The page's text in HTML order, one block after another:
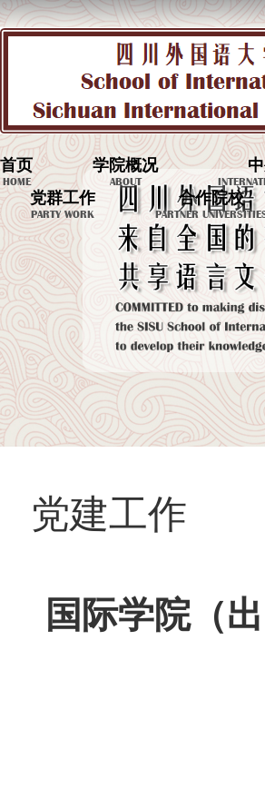
首页
HOME
学院概况
ABOUT
党群工作
PARTY WORK
合作院校
PARTNER
党建工作
国际学院（